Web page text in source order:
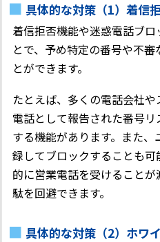
具体的な対策（1）着信
着信拒否機能や迷惑電話ブ
とで、予め特定の番号や不
とができます。
たとえば、多くの電話会社
電話として報告された番号
する機能があります。また
録してブロックすることも
的に営業電話を受けること
駄を回避できます。
具体的な対策（2）ホワ